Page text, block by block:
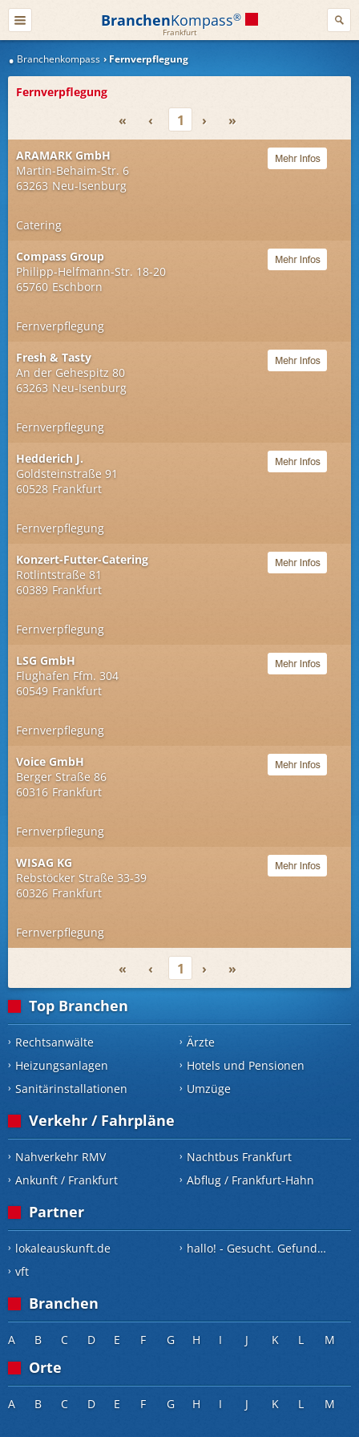
BranchenKompass®
Frankfurt
Branchenkompass Fernverpflegung
Fernverpflegung
« ‹ 1 › »
ARAMARK GmbH
Martin-Behaim-Str. 6
63263 Neu-Isenburg
Catering
Compass Group
Philipp-Helfmann-Str. 18-20
65760 Eschborn
Fernverpflegung
Fresh & Tasty
An der Gehespitz 80
63263 Neu-Isenburg
Fernverpflegung
Hedderich J.
Goldsteinstraße 91
60528 Frankfurt
Fernverpflegung
Konzert-Futter-Catering
Rotlintstraße 81
60389 Frankfurt
Fernverpflegung
LSG GmbH
Flughafen Ffm. 304
60549 Frankfurt
Fernverpflegung
Voice GmbH
Berger Straße 86
60316 Frankfurt
Fernverpflegung
WISAG KG
Rebstöcker Straße 33-39
60326 Frankfurt
Fernverpflegung
« ‹ 1 › »
Top Branchen
Rechtsanwälte Ärzte
Heizungsanlagen
Hotels und Pensionen
Sanitärinstallationen
Umzüge
Verkehr / Fahrpläne
Nahverkehr RMV Nachtbus Frankfurt
Ankunft / Frankfurt
Abflug / Frankfurt-Hahn
Partner
lokaleauskunft.de hallo! - Gesucht. Gefunden.
vft
Branchen
A B C D E F G H I J K L M
Orte
A B C D E F G H I J K L M